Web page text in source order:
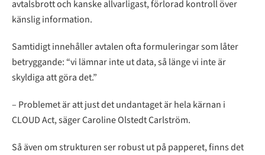
avtalsbrott och kanske allvarligast, förlorad kontroll över
känslig information.
Samtidigt innehåller avtalen ofta formuleringar som låter
betryggande: “vi lämnar inte ut data, så länge vi inte är
skyldiga att göra det.”
– Problemet är att just det undantaget är hela kärnan i
CLOUD Act, säger Caroline Olstedt Carlström.
Så även om strukturen ser robust ut på papperet, finns det